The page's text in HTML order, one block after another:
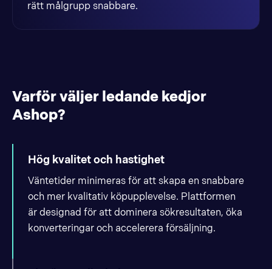
rätt målgrupp snabbare.
Varför väljer ledande kedjor
Ashop?
Hög kvalitet och hastighet
Väntetider minimeras för att skapa en snabbare
och mer kvalitativ köpupplevelse. Plattformen
är designad för att dominera sökresultaten, öka
konverteringar och accelerera försäljning.